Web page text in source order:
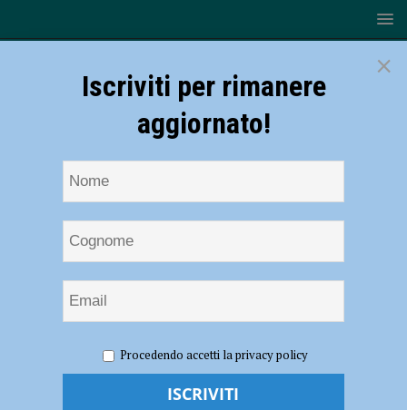
Piacenza, Stecconi: “Roster giovane, ma possiamo fare bene” – AUDIO
Assigeco Piacenza, Stecconi: “Roster
×
Iscriviti per rimanere
aggiornato!
Procedendo accetti la privacy policy